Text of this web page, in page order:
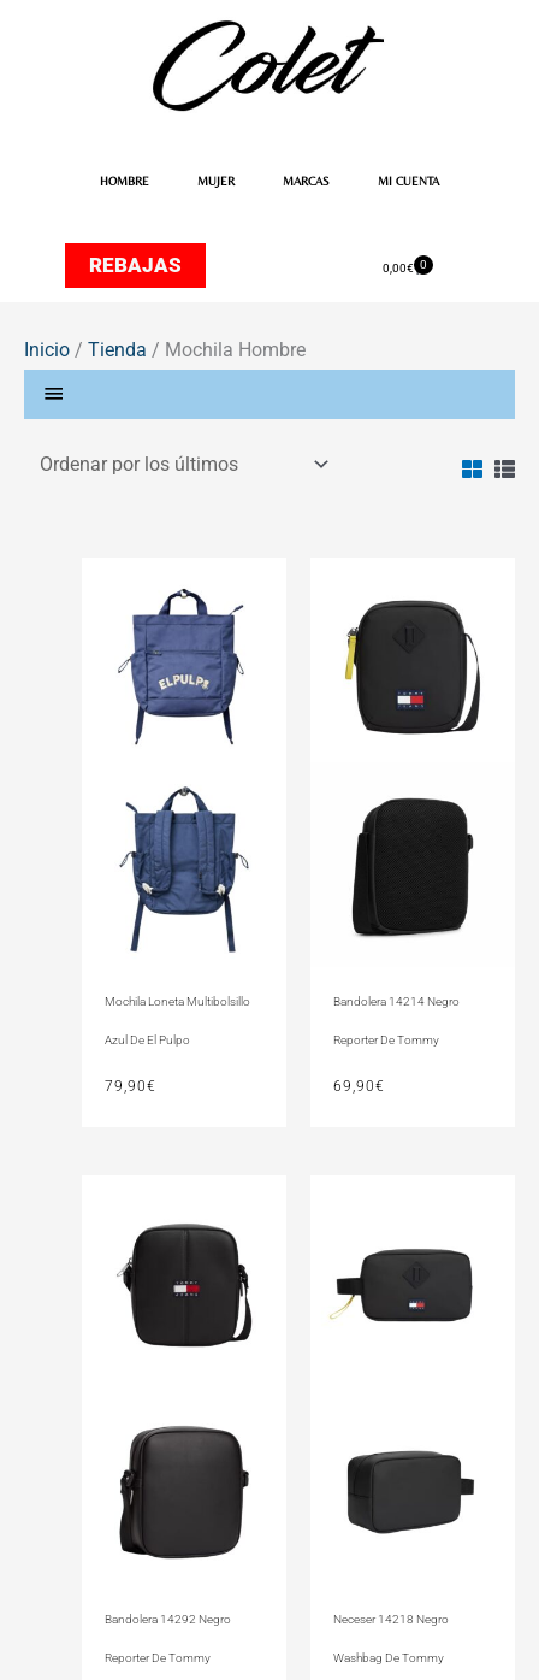
HOMBRE MUJER MARCAS MI CUENTA
REBAJAS 0,00€ 0
Carrito
Inicio / Tienda / Mochila Hombre
Mochila Loneta Multibolsillo
Azul De El Pulpo
79,90€
Bandolera 14214 Negro
Reporter De Tommy
69,90€
Bandolera 14292 Negro
Reporter De Tommy
Neceser 14218 Negro
Washbag De Tommy